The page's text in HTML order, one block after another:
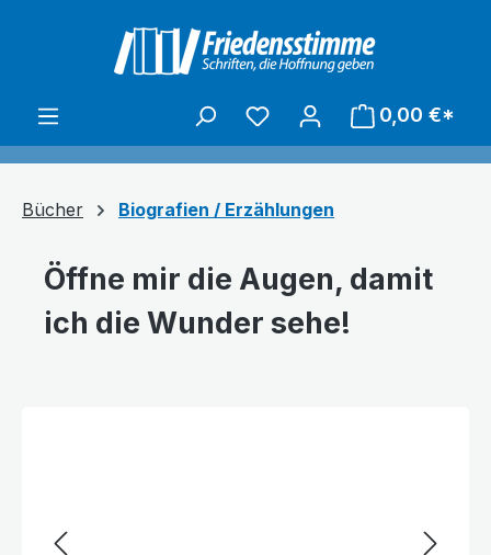
0,00 €*
Bücher Biografien / Erzählungen
Öffne mir die Augen, damit
ich die Wunder sehe!